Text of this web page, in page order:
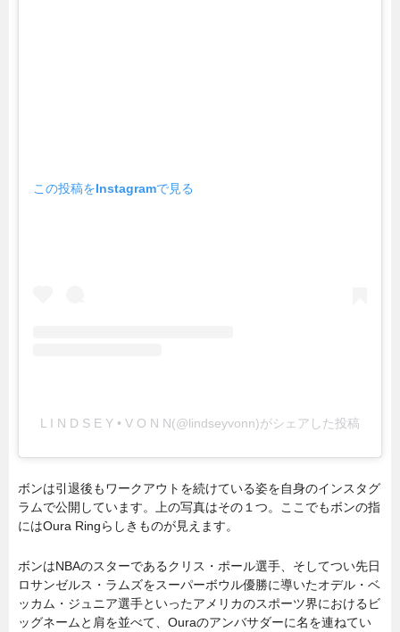
この投稿をInstagramで見る
L I N D S E Y • V O N N(@lindseyvonn)がシェアした投稿
ボンは引退後もワークアウトを続けている姿を自身のインスタグ
ラムで公開しています。上の写真はその１つ。ここでもボンの指
にはOura Ringらしきものが見えます。
ボンはNBAのスターであるクリス・ポール選手、そしてつい先日
ロサンゼルス・ラムズをスーパーボウル優勝に導いたオデル・ベ
ッカム・ジュニア選手といったアメリカのスポーツ界におけるビ
ッグネームと肩を並べて、Ouraのアンバサダーに名を連ねてい